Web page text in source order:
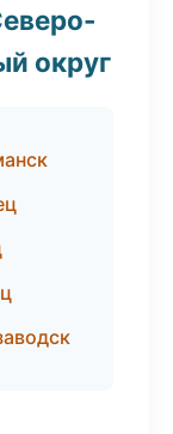
округ